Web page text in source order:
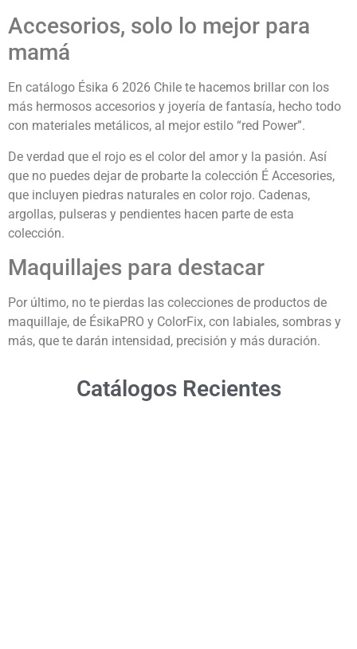
Accesorios, solo lo mejor para
mamá
En catálogo Ésika 6 2026 Chile te hacemos brillar con los
más hermosos accesorios y joyería de fantasía, hecho todo
con materiales metálicos, al mejor estilo “red Power”.
De verdad que el rojo es el color del amor y la pasión. Así
que no puedes dejar de probarte la colección É Accesories,
que incluyen piedras naturales en color rojo. Cadenas,
argollas, pulseras y pendientes hacen parte de esta
colección.
Maquillajes para destacar
Por último, no te pierdas las colecciones de productos de
maquillaje, de ÉsikaPRO y ColorFix, con labiales, sombras y
más, que te darán intensidad, precisión y más duración.
Catálogos Recientes